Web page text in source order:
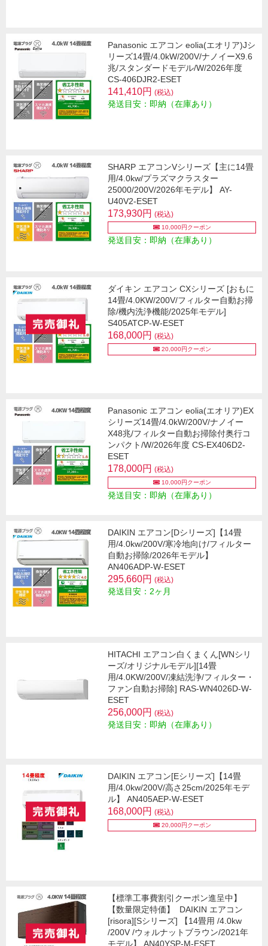
Panasonic エアコン eolia(エオリア)Jシ
リーズ14畳/4.0kW/200V/ナノイーX9.6
兆/スタンダードモデル/W/2026年度
CS-406DJR2-ESET
141,410円 (税込)
発送目安：即納（在庫あり）
SHARP エアコンVシリーズ【主に14畳
用/4.0kw/プラズマクラスター
25000/200V/2026年モデル】 AY-
U40V2-ESET
173,930円 (税込)
10,000円クーポン
発送目安：即納（在庫あり）
ダイキン エアコン CXシリーズ [おもに
14畳/4.0KW/200V/フィルター自動お掃
除/機内洗浄機能/2025年モデル]
S405ATCP-W-ESET
168,000円 (税込)
20,000円クーポン
Panasonic エアコン eolia(エオリア)EX
シリーズ14畳/4.0kW/200V/ナノイー
X48兆/フィルター自動お掃除付奥行コ
ンパクト/W/2026年度 CS-EX406D2-
ESET
178,000円 (税込)
10,000円クーポン
発送目安：即納（在庫あり）
DAIKIN エアコン[Dシリーズ]【14畳
用/4.0kw/200V/寒冷地向け/フィルター
自動お掃除/2026年モデル】
AN406ADP-W-ESET
295,660円 (税込)
発送目安：2ヶ月
HITACHI エアコン白くまくん[WNシリ
ーズ/オリジナルモデル][14畳
用/4.0KW/200V/凍結洗浄/フィルター・
ファン自動お掃除] RAS-WN4026D-W-
ESET
256,000円 (税込)
発送目安：即納（在庫あり）
DAIKIN エアコン[Eシリーズ]【14畳
用/4.0kw/200V/高さ25cm/2025年モデ
ル】 AN405AEP-W-ESET
168,000円 (税込)
20,000円クーポン
【標準工事費割引クーポン進呈中】
【数量限定特価】
DAIKIN エアコン
[risora][Sシリーズ] 【14畳用 /4.0kw
/200V /ウォルナットブラウン/2021年
モデル】 AN40YSP-M-ESET